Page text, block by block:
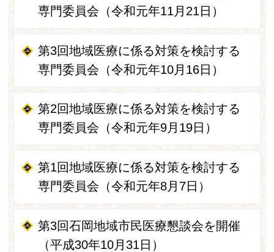
専門委員会（令和元年11月21日）
第3回地域医療に係る対策を検討する
専門委員会（令和元年10月16日）
第2回地域医療に係る対策を検討する
専門委員会（令和元年9月19日）
第1回地域医療に係る対策を検討する
専門委員会（令和元年8月7日）
第3回石岡地域市民医療懇談会を開催
（平成30年10月31日）